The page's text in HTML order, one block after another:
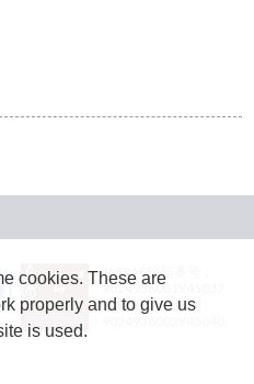
JASRAC許諾番号：
9024936001Y45037
JASRAC許諾番号：
cookies. These are
properly and to give us
is used.